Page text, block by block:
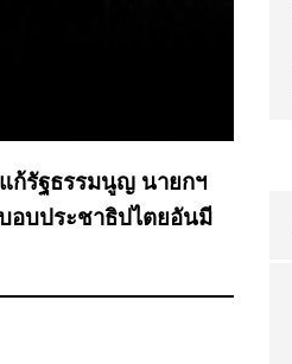
ก้รัฐธรรมนูญ นายกฯ
อบประชาธิปไตยอันมี